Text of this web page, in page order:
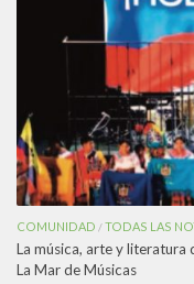
COMUNIDAD /TODAS LAS
La música, arte y literatura
La Mar de Músicas